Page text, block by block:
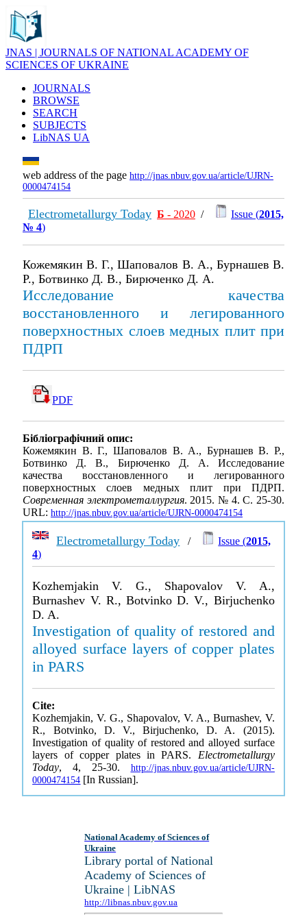
JNAS | JOURNALS OF NATIONAL ACADEMY OF
SCIENCES OF UKRAINE
JOURNALS
BROWSE
SEARCH
SUBJECTS
LibNAS UA
web address of the page http://jnas.nbuv.gov.ua/article/UJRN-
0000474154
Electrometallurgy Today Б - 2020 / Issue (2015,
№ 4)
Кожемякин В. Г., Шаповалов В. А., Бурнашев В.
Р., Ботвинко Д. В., Бирюченко Д. А.
Исследование качества
восстановленного и легированного
поверхностных слоев медных плит при
ПДРП
PDF
Бібліографічний опис:
Кожемякин В. Г., Шаповалов В. А., Бурнашев В. Р.,
Ботвинко Д. В., Бирюченко Д. А. Исследование
качества восстановленного и легированного
поверхностных слоев медных плит при ПДРП.
Современная электрометаллургия. 2015. № 4. С. 25-30.
URL: http://jnas.nbuv.gov.ua/article/UJRN-0000474154
Electrometallurgy Today / Issue (2015,
4)
Kozhemjakin V. G., Shapovalov V. A.,
Burnashev V. R., Botvinko D. V., Birjuchenko
D. A.
Investigation of quality of restored and
alloyed surface layers of copper plates
in PARS
Cite:
Kozhemjakin, V. G., Shapovalov, V. A., Burnashev, V.
R., Botvinko, D. V., Birjuchenko, D. A. (2015).
Investigation of quality of restored and alloyed surface
layers of copper plates in PARS. Electrometallurgy
Today, 4, 25-30. http://jnas.nbuv.gov.ua/article/UJRN-
0000474154 [In Russian].
National Academy of Sciences of
Ukraine
Library portal of National
Academy of Sciences of
Ukraine | LibNAS
http://libnas.nbuv.gov.ua